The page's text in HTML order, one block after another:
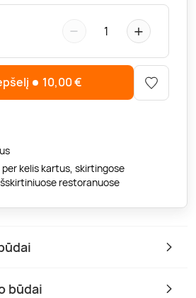
− 1 +
10,00€
kelis kartus, skirtingose
restoranuose
būdai